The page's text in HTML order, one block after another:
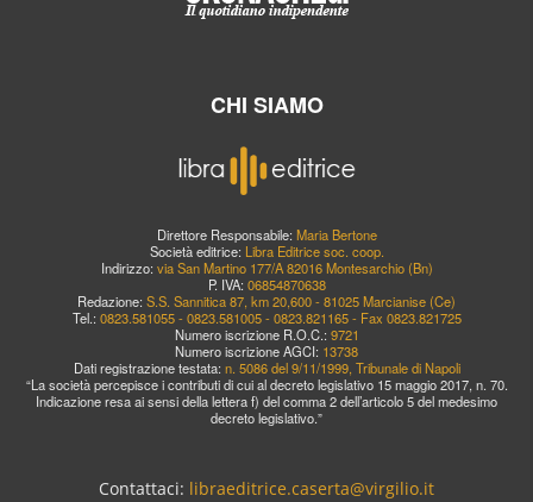
CHI SIAMO
Direttore Responsabile: Maria Bertone
Società editrice: Libra Editrice soc. coop.
Indirizzo: via San Martino 177/A 82016 Montesarchio (Bn)
P. IVA: 06854870638
Redazione: S.S. Sannitica 87, km 20,600 - 81025 Marcianise (Ce)
Tel.: 0823.581055 - 0823.581005 - 0823.821165 - Fax 0823.821725
Numero iscrizione R.O.C.: 9721
Numero iscrizione AGCI: 13738
Dati registrazione testata: n. 5086 del 9/11/1999, Tribunale di Napoli
“La società percepisce i contributi di cui al decreto legislativo 15 maggio 2017, n. 70.
Indicazione resa ai sensi della lettera f) del comma 2 dell’articolo 5 del medesimo
decreto legislativo.”
Contattaci: libraeditrice.caserta@virgilio.it